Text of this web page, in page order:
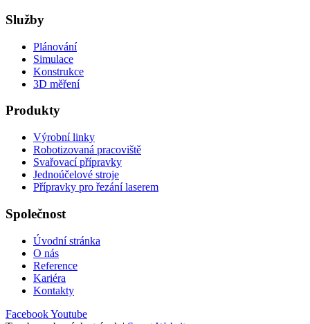
Služby
Plánování
Simulace
Konstrukce
3D měření
Produkty
Výrobní linky
Robotizovaná pracoviště
Svařovací přípravky
Jednoúčelové stroje
Přípravky pro řezání laserem
Společnost
Úvodní stránka
O nás
Reference
Kariéra
Kontakty
FacebookYoutube